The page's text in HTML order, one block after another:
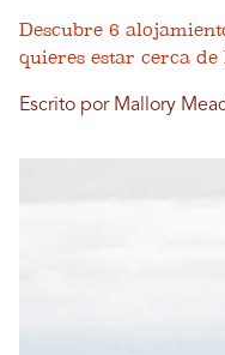
Descubre 6
quieres estar cerca
Escrito por Mallory